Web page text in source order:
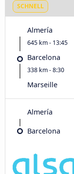
SCHNELL
Almería
645 km - 13:45
Barcelona
338 km - 8:30
Marseille
Almería
Barcelona